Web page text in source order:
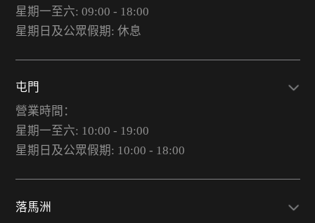
星期一至六: 09:00 - 18:00
星期日及公眾假期: 休息
屯門
營業時間：
星期一至六: 10:00 - 19:00
星期日及公眾假期: 10:00 - 18:00
落馬洲